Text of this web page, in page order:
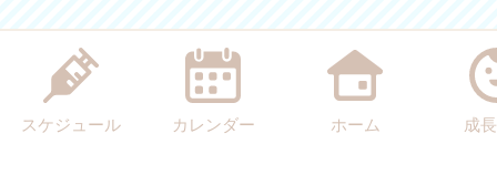
スケジュール カレンダー ホーム 成